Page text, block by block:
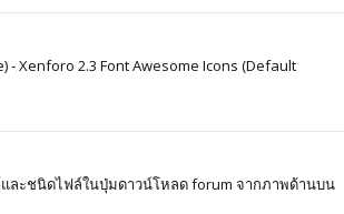
Xenforo 2.3 Font Awesome Icons (Default
ละชนิดไฟล์ในปุ่มดาวน์โหลด forum จากภาพด้านบน